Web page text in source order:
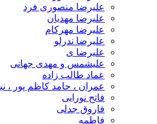
علیرضا منصوری فرد
علیرضا مهدیان
علیرضا مهرکام
علیرضا ندرلو
علیرضا ی
علیشمس و مهدی جهانی
عماد طالب زاده
عمران ، حامد کاظم پور ،
فاتح نورایی
فاروق جدلی
فاطمه